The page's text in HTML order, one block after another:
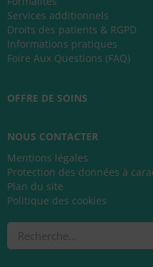
Services additionnels
Droits des patients & RGPD
Informations pratiques
Foire Aux Questions (FAQ)
OFFRE DE SOINS
NOUS CONTACTER
Mentions légales
Protection des données à
Plan du site
Politique des cookies
Rechercher